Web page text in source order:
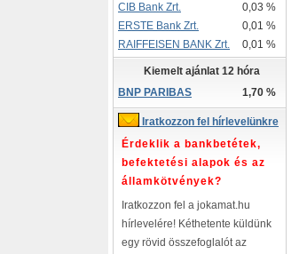
CIB Bank Zrt.
0,03 %
ERSTE Bank Zrt.
0,01 %
RAIFFEISEN BANK Zrt.
0,01 %
Kiemelt ajánlat 12 hóra
BNP PARIBAS
1,70 %
Iratkozzon fel hírlevelünkre
Érdeklik a bankbetétek,
befektetési alapok és az
államkötvények?
Iratkozzon fel a jokamat.hu
hírlevelére! Kéthetente küldünk
egy rövid összefoglalót az